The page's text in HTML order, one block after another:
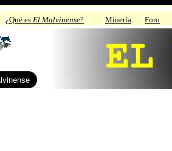
¿Qué es El Malvinense? Minería Foro